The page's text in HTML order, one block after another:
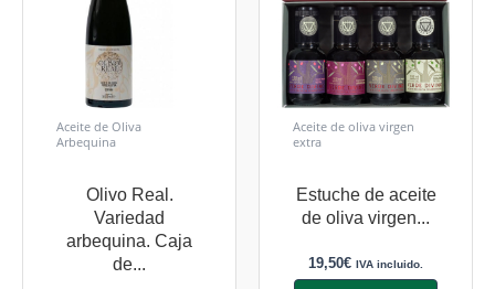
Aceite de Oliva
Arbequina
Olivo Real.
Variedad
arbequina. Caja
de...
Aceite de oliva virgen
extra
Estuche de aceite
de oliva virgen...
19,50€ IVA incluido.